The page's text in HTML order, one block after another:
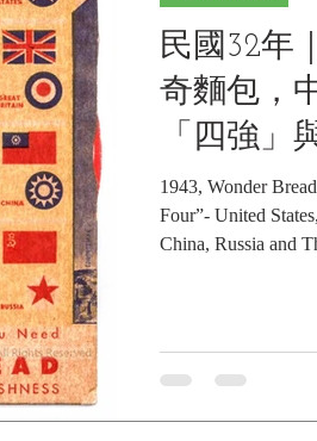
民國32年
奇麵包，
「四強」
識轉盤。
Museum
1943, Wonder
Four”- United
China, Russia and